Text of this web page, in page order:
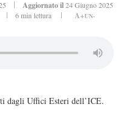
Aggiornato il24 Giugno 2025
6 min lettura A+UN-
dagli Uffici Esteri dell’ICE.